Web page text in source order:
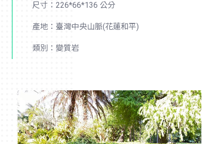
尺寸：226*66*136 公分
產地：臺灣中央山脈(花蓮和平)
類別：變質岩